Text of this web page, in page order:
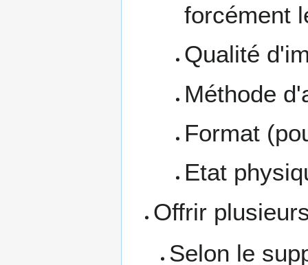
forcément
Qualité
Méthode
Format
Etat
Offrir
Selon le